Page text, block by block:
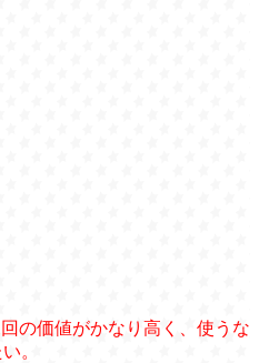
の価値がかなり高く、使うな
。